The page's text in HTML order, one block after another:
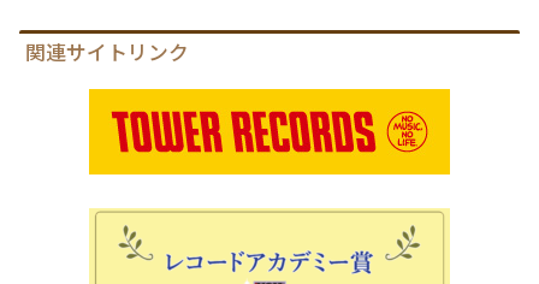
関連サイトリンク